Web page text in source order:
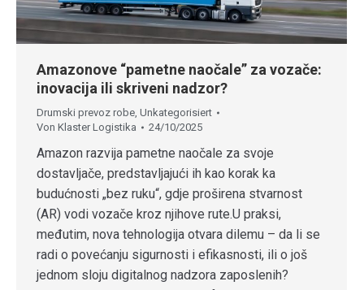
Amazonove “pametne naočale” za vozače:
inovacija ili skriveni nadzor?
Drumski prevoz robe, Unkategorisiert
Von Klaster Logistika 24/10/2025
Amazon razvija pametne naočale za svoje
dostavljače, predstavljajući ih kao korak ka
budućnosti „bez ruku“, gdje proširena stvarnost
(AR) vodi vozače kroz njihove rute.U praksi,
međutim, nova tehnologija otvara dilemu – da li se
radi o povećanju sigurnosti i efikasnosti, ili o još
jednom sloju digitalnog nadzora zaposlenih?